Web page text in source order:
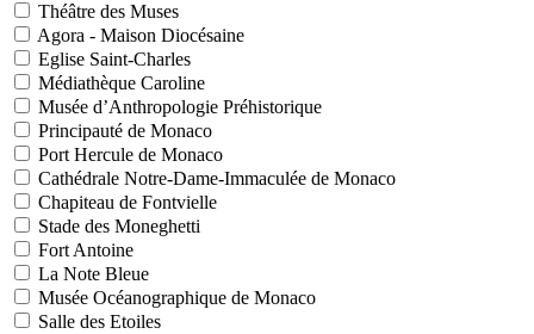
Théâtre des Muses
Agora - Maison Diocésaine
Eglise Saint-Charles
Médiathèque Caroline
Musée d’Anthropologie Préhistorique
Principauté de Monaco
Port Hercule de Monaco
Cathédrale Notre-Dame-Immaculée de Monaco
Chapiteau de Fontvielle
Stade des Moneghetti
Fort Antoine
La Note Bleue
Musée Océanographique de Monaco
Salle des Etoiles